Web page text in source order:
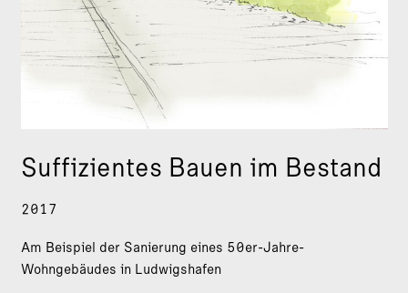
Suffizientes Bauen im Bestand
2017
Am Beispiel der Sanierung eines 50er-Jahre-
Wohngebäudes in Ludwigshafen